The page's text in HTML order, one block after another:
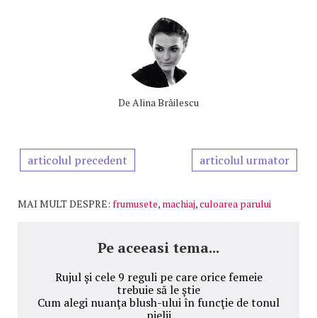
De Alina Brăilescu
articolul precedent articolul urmator
MAI MULT DESPRE: frumusete, machiaj,culoarea parului
Pe aceeasi tema...
Rujul şi cele 9 reguli pe care orice femeie
trebuie să le ştie
Cum alegi nuanţa blush-ului în funcţie de tonul